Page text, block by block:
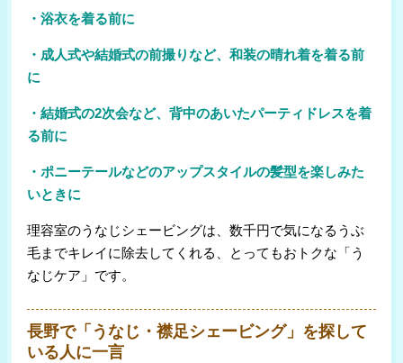
・浴衣を着る前に
・成人式や結婚式の前撮りなど、和装の晴れ着を着る前
に
・結婚式の2次会など、背中のあいたパーティドレスを着
る前に
・ポニーテールなどのアップスタイルの髪型を楽しみた
いときに
理容室のうなじシェービングは、数千円で気になるうぶ
毛までキレイに除去してくれる、とってもおトクな「う
なじケア」です。
長野で「うなじ・襟足シェービング」を探して
いる人に一言